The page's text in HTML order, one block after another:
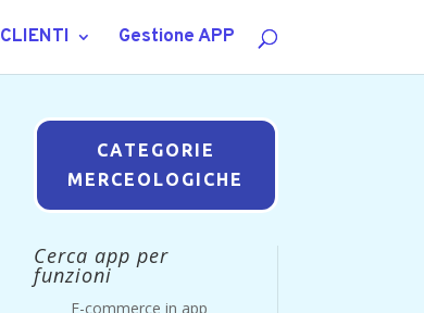
CLIENTI Gestione APP
CATEGORIE
MERCEOLOGICHE
Cerca app per
funzioni
E-commerce in app